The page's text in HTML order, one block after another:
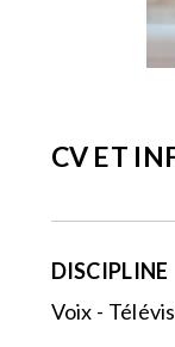
CV ET
DISCIPLINE
Voix -